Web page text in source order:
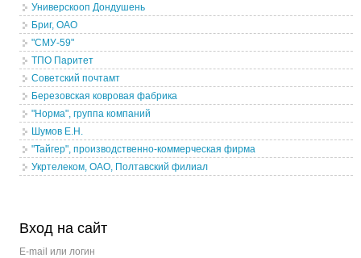
Универскооп Дондушень
Бриг, ОАО
"СМУ-59"
ТПО Паритет
Советский почтамт
Березовская ковровая фабрика
"Норма", группа компаний
Шумов Е.Н.
"Тайгер", производственно-коммерческая фирма
Укртелеком, ОАО, Полтавский филиал
Вход на сайт
E-mail или логин